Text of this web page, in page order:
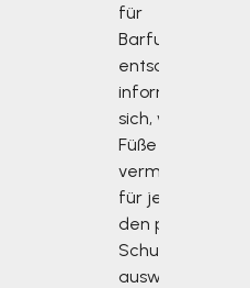
für
Barfußschuhe
entscheiden,
informieren Sie
sich, wie Sie Ihre
Füße richtig
vermessen und
für jeden Anlass
den perfekten
Schuh
auswählen.